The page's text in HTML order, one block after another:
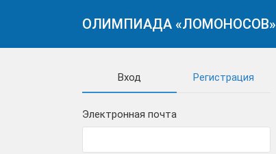
ОЛИМПИАДА «ЛОМОНОСОВ»
Вход Регистрация
Электронная почта